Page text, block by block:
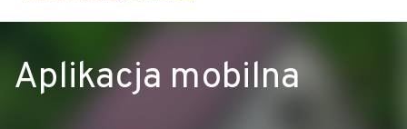
Aplikacja mobilna